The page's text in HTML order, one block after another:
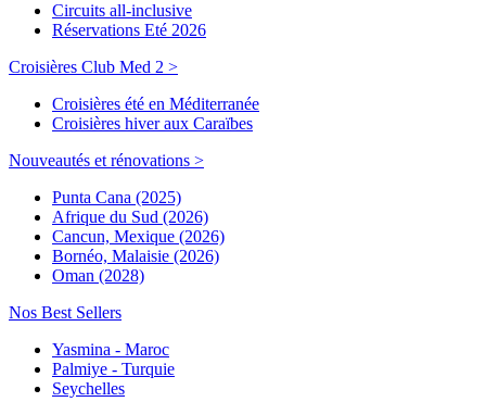
Circuits all-inclusive
Réservations Eté 2026
Croisières Club Med 2 >
Croisières été en Méditerranée
Croisières hiver aux Caraïbes
Nouveautés et rénovations >
Punta Cana (2025)
Afrique du Sud (2026)
Cancun, Mexique (2026)
Bornéo, Malaisie (2026)
Oman (2028)
Nos Best Sellers
Yasmina - Maroc
Palmiye - Turquie
Seychelles